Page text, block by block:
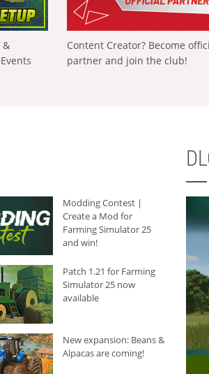
&
Content Creator? Become
partner and join the club!
Modding Contest |
Create a Mod for
Farming Simulator 25
and win!
Patch 1.21 for Farming
Simulator 25 now
available
New expansion: Beans &
Alpacas are coming!